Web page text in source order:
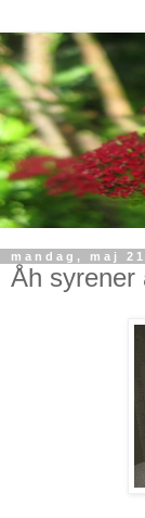
mandag, maj
Åh syrener